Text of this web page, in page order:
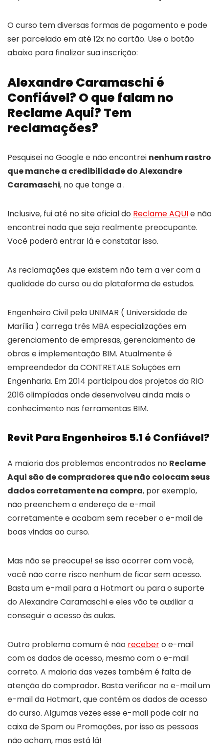
O curso tem diversas formas de pagamento e pode
ser parcelado em até 12x no cartão. Use o botão
abaixo para finalizar sua inscrição:
Alexandre Caramaschi é
Confiável? O que falam no
Reclame Aqui? Tem
reclamações?
Pesquisei no Google e não encontrei nenhum rastro
que manche a credibilidade do Alexandre
Caramaschi, no que tange a .
Inclusive, fui até no site oficial do Reclame AQUIe não
encontrei nada que seja realmente preocupante.
Você poderá entrar lá e constatar isso.
As reclamações que existem não tem a ver com a
qualidade do curso ou da plataforma de estudos.
Engenheiro Civil pela UNIMAR ( Universidade de
Marília ) carrega três MBA especializações em
gerenciamento de empresas, gerenciamento de
obras e implementação BIM. Atualmente é
empreendedor da CONTRETALE Soluções em
Engenharia. Em 2014 participou dos projetos da RIO
2016 olimpíadas onde desenvolveu ainda mais o
conhecimento nas ferramentas BIM.
Revit Para Engenheiros 5.1 é Confiável?
A maioria dos problemas encontrados no Reclame
Aqui são de compradores que não colocam seus
dados corretamente na compra, por exemplo,
não preenchem o endereço de e-mail
corretamente e acabam sem receber o e-mail de
boas vindas ao curso.
Mas não se preocupe! se isso ocorrer com você,
você não corre risco nenhum de ficar sem acesso.
Basta um e-mail para a Hotmart ou para o suporte
do Alexandre Caramaschi e eles vão te auxiliar a
conseguir o acesso às aulas.
Outro problema comum é não recebero e-mail
com os dados de acesso, mesmo com o e-mail
correto. A maioria das vezes também é falta de
atenção do comprador. Basta verificar no e-mail um
e-mail da Hotmart, que contém os dados de acesso
do curso. Algumas vezes esse e-mail pode cair na
caixa de Spam ou Promoções, por isso as pessoas
não acham, mas está lá!